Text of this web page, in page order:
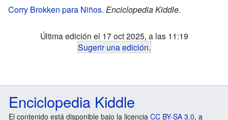
Corry Brokken para Niños. Enciclopedia Kiddle.
Última edición el 17 oct 2025, a las 11:19
Sugerir una edición.
Enciclopedia Kiddle
El contenido está disponible bajo la licencia CC BY-SA 3.0, a